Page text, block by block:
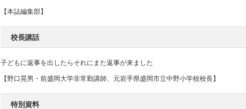
【本誌編集部】
校長講話
子どもに返事を出したらそれにまた返事が来ました
【野口晃男・前盛岡大学非常勤講師、元岩手県盛岡市立中野小学校校長】
特別資料